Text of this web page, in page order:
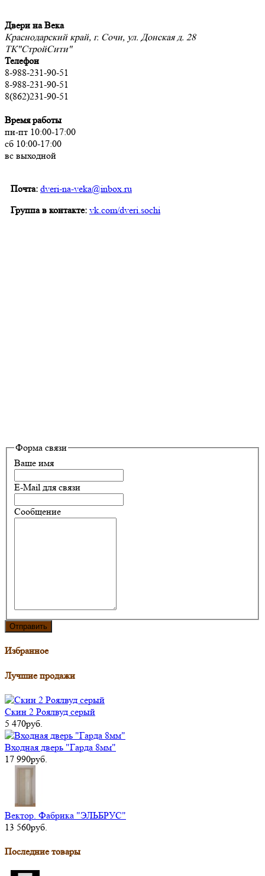
Двери на Века
Краснодарский край, г. Сочи, ул. Донская д. 28
ТК"СтройСити"
Телефон
8-988-231-90-51
8-988-231-90-51
8(862)231-90-51
Время работы
пн-пт 10:00-17:00
сб 10:00-17:00
вс выходной
Почта: dveri-na-veka@inbox.ru
Группа в контакте: vk.com/dveri.sochi
Форма связи
Ваше имя
E-Mail для связи
Сообщение
Избранное
Лучшие продажи
Скин 2 Роялвуд серый
5 470руб.
Входная дверь "Гарда 8мм"
17 990руб.
Вектор. Фабрика "ЭЛЬБРУС"
13 560руб.
Последние товары